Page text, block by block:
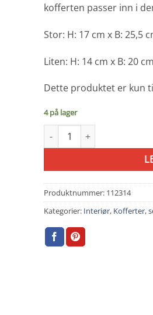
kofferten passer inn i
Stor: H: 17 cm x B: 25,5
Liten: H: 14 cm x B: 20
Dette produktet er kun
4 på lager
Konges Sløyd 2Pk Koffert
Produktnummer: 112314
Kategorier: Interiør, Kofferter,